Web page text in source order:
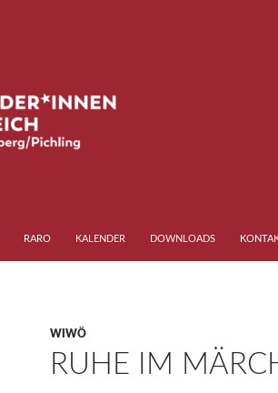
RARO KALENDER DOWNLOADS
WIWÖ
RUHE IM